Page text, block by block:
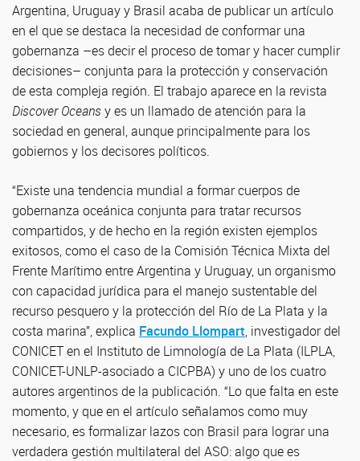
Argentina, Uruguay y Brasil acaba de publicar un artículo
en el que se destaca la necesidad de conformar una
gobernanza –es decir el proceso de tomar y hacer cumplir
decisiones– conjunta para la protección y conservación
de esta compleja región. El trabajo aparece en la revista
Discover Oceansy es un llamado de atención para la
sociedad en general, aunque principalmente para los
gobiernos y los decisores políticos.
“Existe una tendencia mundial a formar cuerpos de
gobernanza oceánica conjunta para tratar recursos
compartidos, y de hecho en la región existen ejemplos
exitosos, como el caso de la Comisión Técnica Mixta del
Frente Marítimo entre Argentina y Uruguay, un organismo
con capacidad jurídica para el manejo sustentable del
recurso pesquero y la protección del Río de La Plata y la
costa marina”, explica Facundo Llompart, investigador del
CONICET en el Instituto de Limnología de La Plata (ILPLA,
CONICET-UNLP-asociado a CICPBA) y uno de los cuatro
autores argentinos de la publicación. “Lo que falta en este
momento, y que en el artículo señalamos como muy
necesario, es formalizar lazos con Brasil para lograr una
verdadera gestión multilateral del ASO: algo que es